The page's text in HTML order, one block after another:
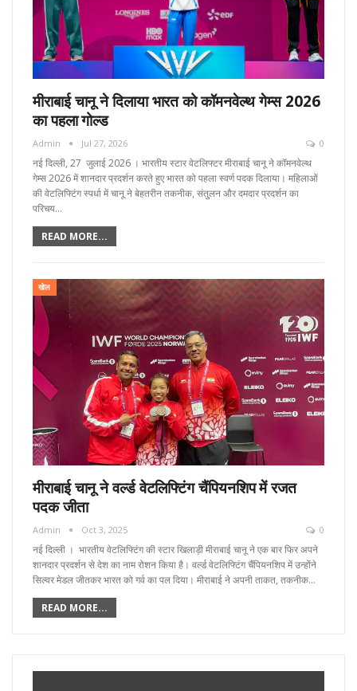
मीराबाई चानू ने दिलाया भारत को कॉमनवेल्थ गेम्स 2026
का पहला गोल्ड
Admin Jul 27, 2026 0
नई दिल्ली, 27 जुलाई 2026 । भारतीय स्टार वेटलिफ्टर मीराबाई चानू ने कॉमनवेल्थ
गेम्स 2026 में शानदार प्रदर्शन करते हुए भारत को पहला स्वर्ण पदक दिलाया। महिलाओं
की वेटलिफ्टिंग स्पर्धा में चानू ने बेहतरीन तकनीक, संतुलन और दमदार प्रदर्शन का
परिचय…
READ MORE...
खेल
मीराबाई चानू ने वर्ल्ड वेटलिफ्टिंग चैंपियनशिप में रजत
पदक जीता
Admin Oct 3, 2025 0
नई दिल्ली । भारतीय वेटलिफ्टिंग की स्टार खिलाड़ी मीराबाई चानू ने एक बार फिर अपने
शानदार प्रदर्शन से देश का नाम रोशन किया है। वर्ल्ड वेटलिफ्टिंग चैंपियनशिप में उन्होंने
सिल्वर मेडल जीतकर भारत को गर्व का पल दिया। मीराबाई ने अपनी ताकत, तकनीक…
READ MORE...